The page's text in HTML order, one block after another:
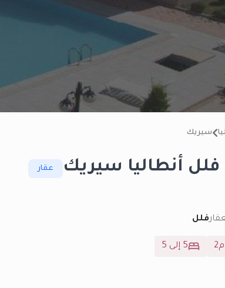
سيريك
فلل أنطاليا سيريك عقار
فلل
5 إلى 5